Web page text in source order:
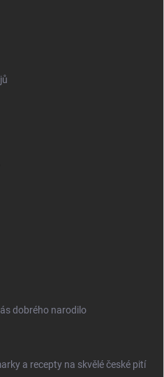
dobrého narodilo
a recepty na skvělé české pití